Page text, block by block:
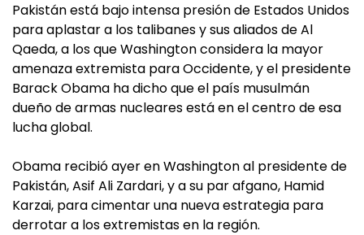
Pakistán está bajo intensa presión de Estados Unidos
para aplastar a los talibanes y sus aliados de Al
Qaeda, a los que Washington considera la mayor
amenaza extremista para Occidente, y el presidente
Barack Obama ha dicho que el país musulmán
dueño de armas nucleares está en el centro de esa
lucha global.
Obama recibió ayer en Washington al presidente de
Pakistán, Asif Ali Zardari, y a su par afgano, Hamid
Karzai, para cimentar una nueva estrategia para
derrotar a los extremistas en la región.